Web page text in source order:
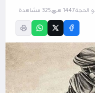
325 مشاهدة